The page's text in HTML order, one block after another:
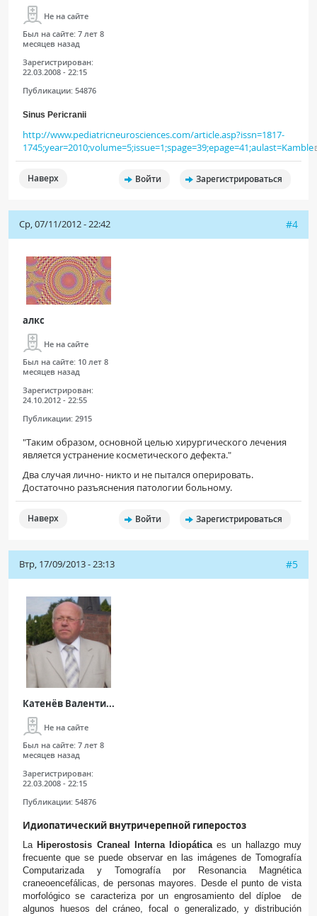
Не на сайте
Был на сайте: 7 лет 8
месяцев назад
Зарегистрирован:
22.03.2008 - 22:15
Публикации: 54876
Sinus Pericranii
http://www.pediatricneurosciences.com/article.asp?issn=1817-
1745;year=2010;volume=5;issue=1;spage=39;epage=41;aulast=Kamble
Наверх Войти Зарегистрироваться
Ср, 07/11/2012 - 22:42 #4
алкс
Не на сайте
Был на сайте: 10 лет 8
месяцев назад
Зарегистрирован:
24.10.2012 - 22:55
Публикации: 2915
"Таким образом, основной целью хирургического лечения
является устранение косметического дефекта."
Два случая лично- никто и не пытался оперировать.
Достаточно разъяснения патологии больному.
Наверх Войти Зарегистрироваться
Втр, 17/09/2013 - 23:13 #5
Катенёв Валенти...
Не на сайте
Был на сайте: 7 лет 8
месяцев назад
Зарегистрирован:
22.03.2008 - 22:15
Публикации: 54876
Идиопатический внутричерепной гиперостоз
La Hiperostosis Craneal Interna Idiopáticaes un hallazgo muy
frecuente que se puede observar en las imágenes de Tomografía
Computarizada y Tomografía por Resonancia Magnética
craneoencefálicas, de personas mayores. Desde el punto de vista
morfológico se caracteriza por un engrosamiento del díploe de
algunos huesos del cráneo, focal o generalizado, y distribución